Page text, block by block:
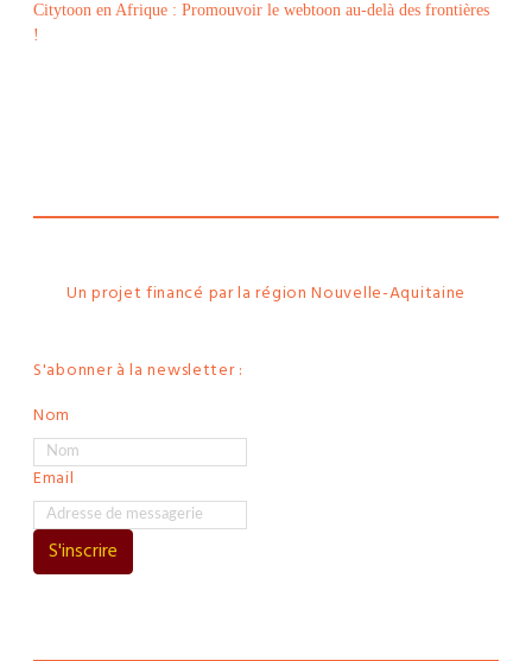
Citytoon en Afrique : Promouvoir le webtoon au-delà des frontières
!
Un projet financé par la région Nouvelle-Aquitaine
S'abonner à la newsletter :
Nom
Email
S'inscrire